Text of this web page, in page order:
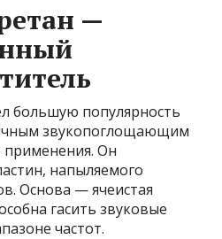
—
большую популярность
звукопоглощающим
применения. Он
напыляемого
Основа — ячеистая
гасить звуковые
частот.